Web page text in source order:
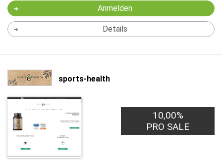
Anmelden
Details
sports-health
10,00%
PRO SALE